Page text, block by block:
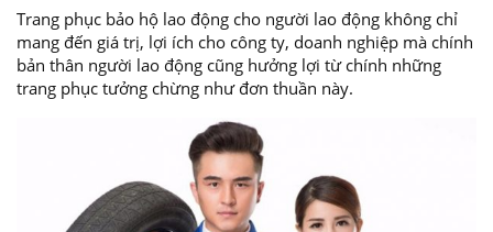
Trang phục bảo hộ lao động cho người lao động không chỉ
mang đến giá trị, lợi ích cho công ty, doanh nghiệp mà chính
bản thân người lao động cũng hưởng lợi từ chính những
trang phục tưởng chừng như đơn thuần này.